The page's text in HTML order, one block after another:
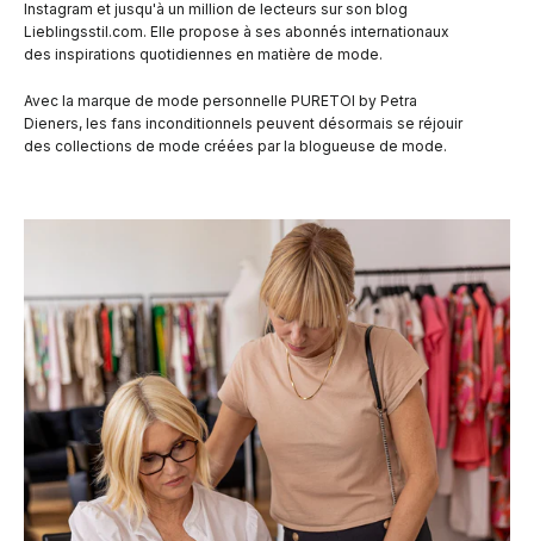
Instagram et jusqu'à un million de lecteurs sur son blog
Lieblingsstil.com. Elle propose à ses abonnés internationaux
des inspirations quotidiennes en matière de mode.
Avec la marque de mode personnelle PURETOI by Petra
Dieners, les fans inconditionnels peuvent désormais se réjouir
des collections de mode créées par la blogueuse de mode.